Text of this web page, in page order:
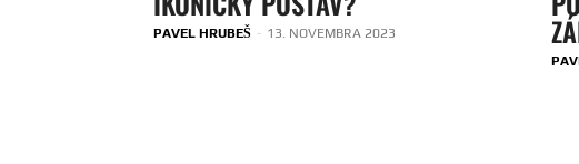
PAVEL HRUBEŠ - 13. NOVEMBRA 2023